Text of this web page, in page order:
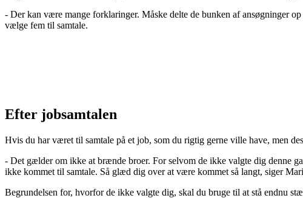
- Der kan være mange forklaringer. Måske delte de bunken af ansøgninger
vælge fem til samtale.
Efter jobsamtalen
Hvis du har været til samtale på et job, som du rigtig gerne ville have, men
- Det gælder om ikke at brænde broer. For selvom de ikke valgte dig denne
ikke kommet til samtale. Så glæd dig over at være kommet så langt, siger
Begrundelsen for, hvorfor de ikke valgte dig, skal du bruge til at stå endnu